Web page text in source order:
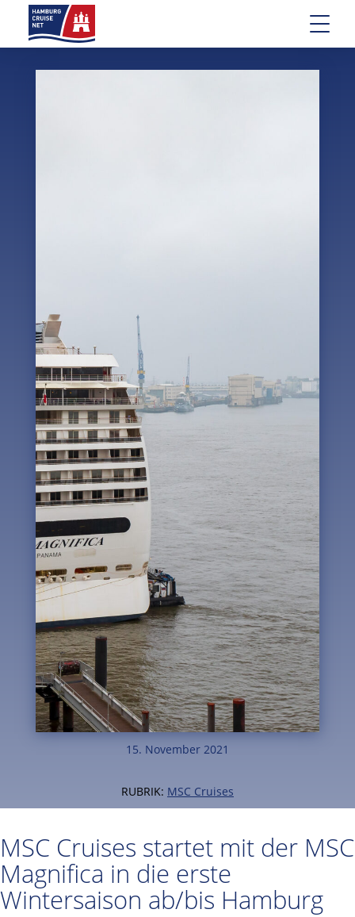
15. November 2021
RUBRIK: MSC Cruises
MSC Cruises startet mit der MSC
Magnifica in die erste
Wintersaison ab/bis Hamburg